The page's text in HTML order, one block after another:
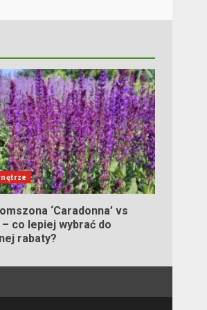
‘Caradonna’ vs
– co lepiej wybrać do
rabaty?